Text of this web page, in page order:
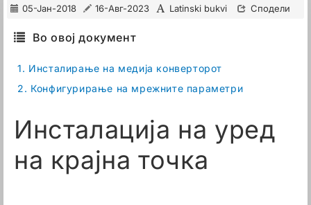
05-Јан-2018 16-Авг-2023 Latinski bukvi Сподели
Во овој документ
1. Инсталирање на медија конверторот
2. Конфигурирање на мрежните параметри
Инсталација на уред
на крајна точка